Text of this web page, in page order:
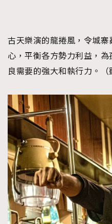
古天樂演的龍捲風，令城
心，平衡各方勢力利益，
良需要的強大和執行力。（